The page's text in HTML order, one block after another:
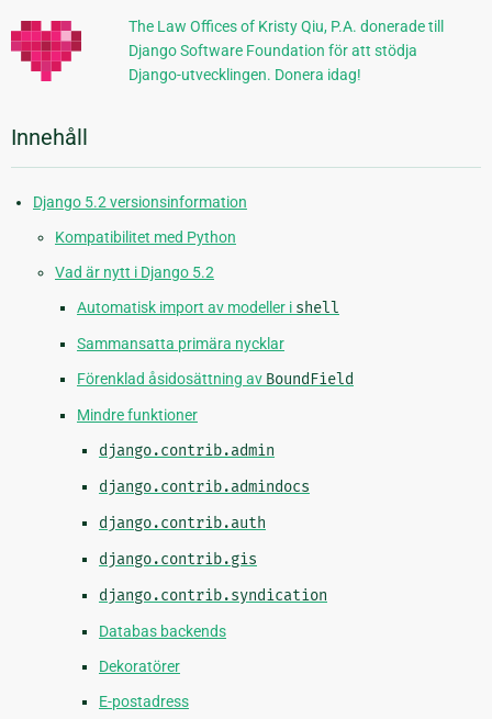
The Law Offices of Kristy Qiu, P.A. donerade till
Django Software Foundation för att stödja
Django-utvecklingen. Donera idag!
Innehåll
Django 5.2 versionsinformation
Kompatibilitet med Python
Vad är nytt i Django 5.2
Automatisk import av modeller i shell
Sammansatta primära nycklar
Förenklad åsidosättning av BoundField
Mindre funktioner
django.contrib.admin
django.contrib.admindocs
django.contrib.auth
django.contrib.gis
django.contrib.syndication
Databas backends
Dekoratörer
E-postadress